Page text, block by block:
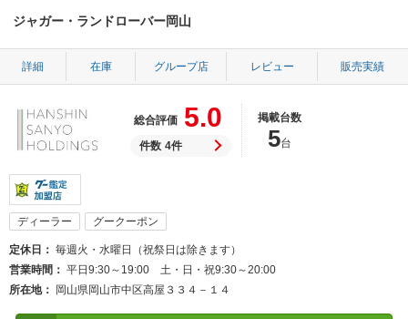
ジャガー・ランドローバー岡山
詳細 在庫 グループ店 レビュー 販売実績
総合評価 5.0
件数 4件
掲載台数
5台
ディーラー グークーポン
定休日
毎週火・水曜日（祝祭日は除きます）
営業時間
平日9:30～19:00 土・日・祝9:30～20:00
所在地
岡山県岡山市中区高屋３３４－１４